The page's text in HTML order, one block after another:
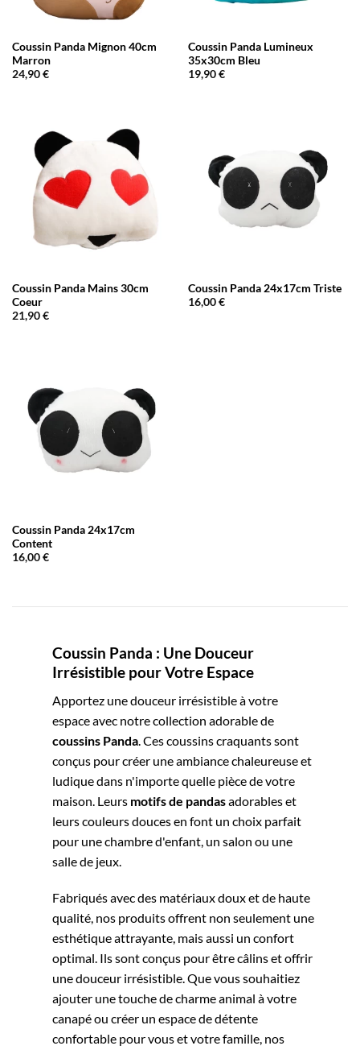
Coussin Panda Mignon 40cm
Marron
24,90€
Coussin Panda Lumineux
35x30cm Bleu
19,90€
Coussin Panda Mains 30cm
Coeur
21,90€
Coussin Panda 24x17cm Triste
16,00€
Coussin Panda 24x17cm
Content
16,00€
Coussin Panda : Une Douceur
Irrésistible pour Votre Espace
Apportez une douceur irrésistible à votre
espace avec notre collection adorable de
coussins Panda . Ces coussins craquants sont
conçus pour créer une ambiance chaleureuse et
ludique dans n'importe quelle pièce de votre
maison. Leurs motifs de pandasadorables et
leurs couleurs douces en font un choix parfait
pour une chambre d'enfant, un salon ou une
salle de jeux.
Fabriqués avec des matériaux doux et de haute
qualité, nos produits offrent non seulement une
esthétique attrayante, mais aussi un confort
optimal. Ils sont conçus pour être câlins et offrir
une douceur irrésistible. Que vous souhaitiez
ajouter une touche de charme animal à votre
canapé ou créer un espace de détente
confortable pour vous et votre famille, nos